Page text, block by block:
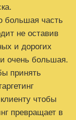
большая часть
не оставив
и дорогих
очень большая.
принять
чтобы
превращает в